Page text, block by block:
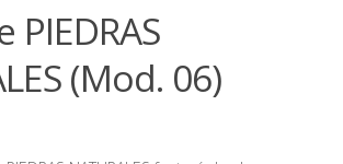
PIEDRAS
(Mod. 06)